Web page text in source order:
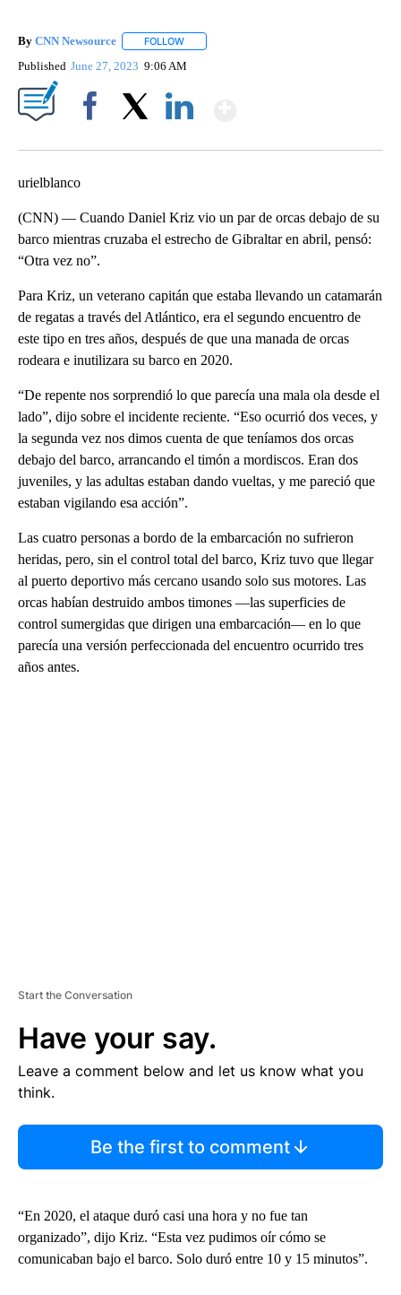
By CNN Newsource FOLLOW
Published June 27, 2023 9:06 AM
urielblanco
(CNN) — Cuando Daniel Kriz vio un par de orcas debajo de su
barco mientras cruzaba el estrecho de Gibraltar en abril, pensó:
“Otra vez no”.
Para Kriz, un veterano capitán que estaba llevando un catamarán
de regatas a través del Atlántico, era el segundo encuentro de
este tipo en tres años, después de que una manada de orcas
rodeara e inutilizara su barco en 2020.
“De repente nos sorprendió lo que parecía una mala ola desde el
lado”, dijo sobre el incidente reciente. “Eso ocurrió dos veces, y
la segunda vez nos dimos cuenta de que teníamos dos orcas
debajo del barco, arrancando el timón a mordiscos. Eran dos
juveniles, y las adultas estaban dando vueltas, y me pareció que
estaban vigilando esa acción”.
Las cuatro personas a bordo de la embarcación no sufrieron
heridas, pero, sin el control total del barco, Kriz tuvo que llegar
al puerto deportivo más cercano usando solo sus motores. Las
orcas habían destruido ambos timones —las superficies de
control sumergidas que dirigen una embarcación— en lo que
parecía una versión perfeccionada del encuentro ocurrido tres
años antes.
Start the Conversation
Have your say.
Leave a comment below and let us know what you
think.
Be the first to comment
“En 2020, el ataque duró casi una hora y no fue tan
organizado”, dijo Kriz. “Esta vez pudimos oír cómo se
comunicaban bajo el barco. Solo duró entre 10 y 15 minutos”.